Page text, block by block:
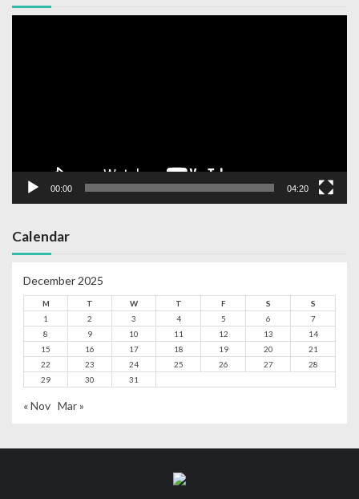
00:00 04:20
Calendar
December 2025
M T W T F S
S
1
2 3 4 5 6
7
8
9 10 11 12 13
14
15
16 17 18 19 20
21
22
23 24 25 26 27
28
29
30 31
« Nov Mar »